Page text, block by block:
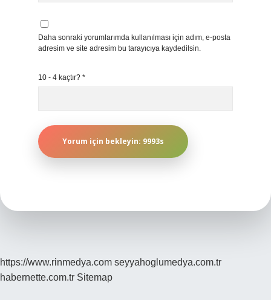
Daha sonraki yorumlarımda kullanılması için adım, e-posta
adresim ve site adresim bu tarayıcıya kaydedilsin.
10 - 4 kaçtır? *
https://www.rinmedya.com seyyahoglumedya.com.tr
habernette.com.tr Sitemap